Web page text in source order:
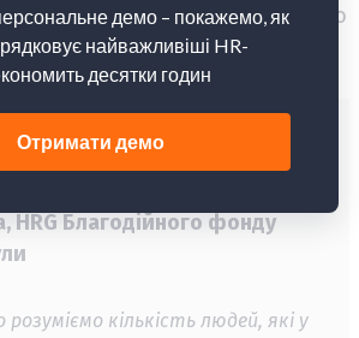
команда – більш мотивованою
HRG Благодійного фонду
кількість людей, які у